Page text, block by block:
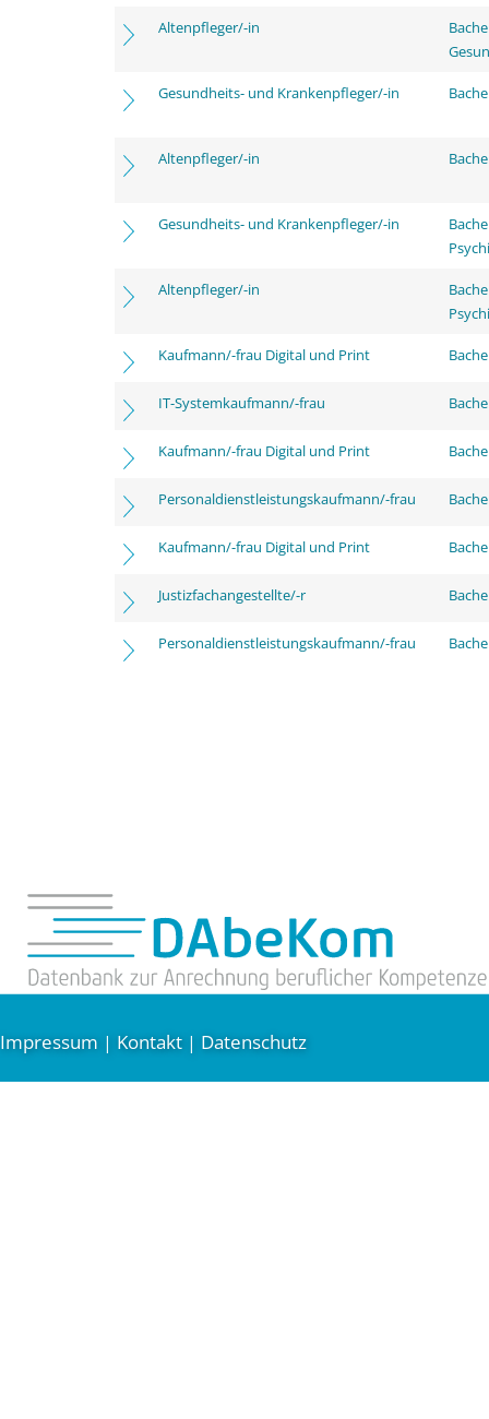
Altenpfleger/-in
Gesundheits- und Krankenpfleger/-in
Altenpfleger/-in
Gesundheits- und Krankenpfleger/-in
Altenpfleger/-in
Kaufmann/-frau Digital und Print
IT-Systemkaufmann/-frau
Kaufmann/-frau Digital und Print
Personaldienstleistungskaufmann/-frau
Kaufmann/-frau Digital und Print
Justizfachangestellte/-r
Personaldienstleistungskaufmann/-frau
Impressum | Kontakt | Datenschutz